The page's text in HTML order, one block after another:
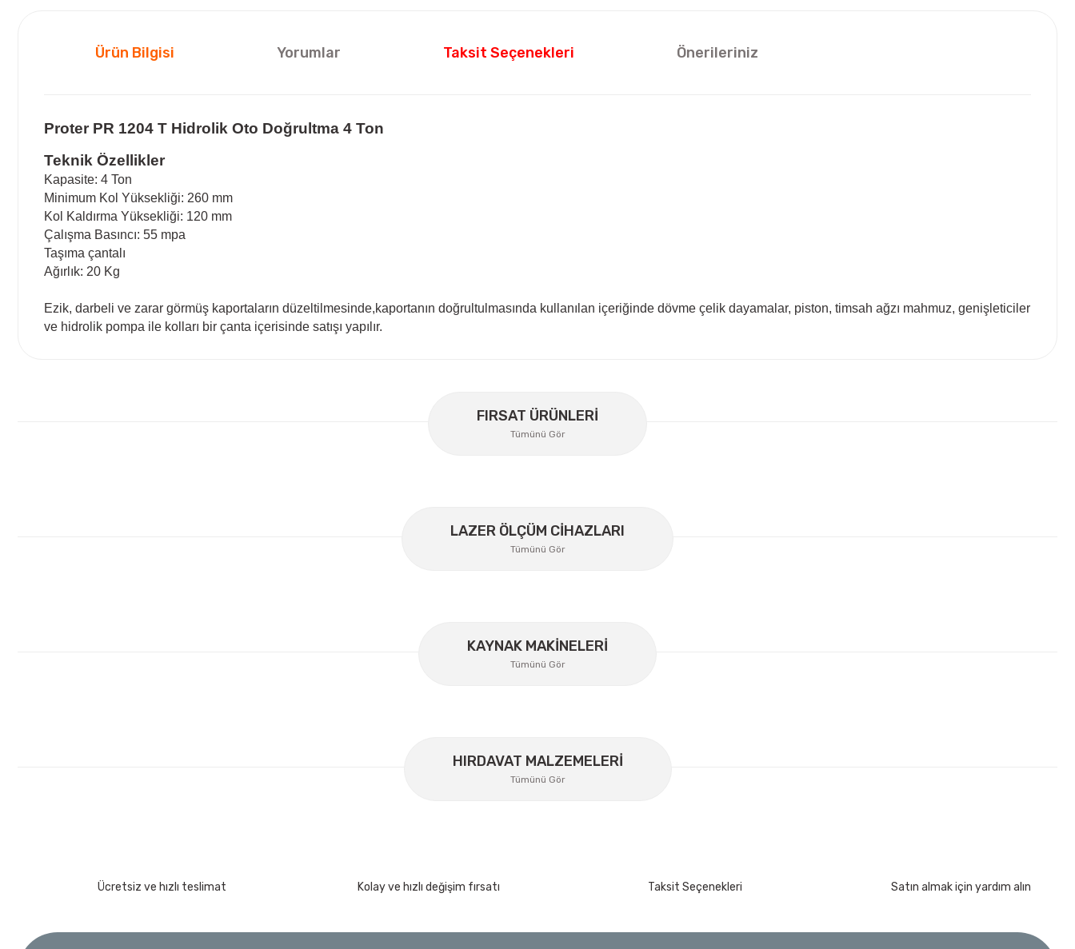
Ürün Bilgisi Yorumlar Taksit Seçenekleri Önerileriniz
Proter PR 1204 T Hidrolik Oto Doğrultma 4 Ton
Teknik Özellikler
Kapasite: 4 Ton
Minimum Kol Yüksekliği: 260 mm
Kol Kaldırma Yüksekliği: 120 mm
Çalışma Basıncı: 55 mpa
Taşıma çantalı
Ağırlık: 20 Kg
Ezik, darbeli ve zarar görmüş kaportaların düzeltilmesinde,kaportanın doğrultulmasında kullanılan içeriğinde dövme çelik dayamalar, piston, timsah ağzı mahmuz, genişleticiler
ve hidrolik pompa ile kolları bir çanta içerisinde satışı yapılır.
Bu ürüne ilk yorumu siz yapın!
Gönder
FIRSAT ÜRÜNLERİ
Tümünü Gör
İzeltaş
İzeltaş Lokmalı Allen Uç ve Star Torx Uç Takımı 17 Parça
LAZER ÖLÇÜM CİHAZLARI
Tümünü Gör
KAYNAK MAKİNELERİ
Tümünü Gör
HIRDAVAT MALZEMELERİ
Tümünü Gör
Ücretsiz ve hızlı teslimat Kolay ve hızlı değişim fırsatı Taksit Seçenekleri Satın almak için yardım alın